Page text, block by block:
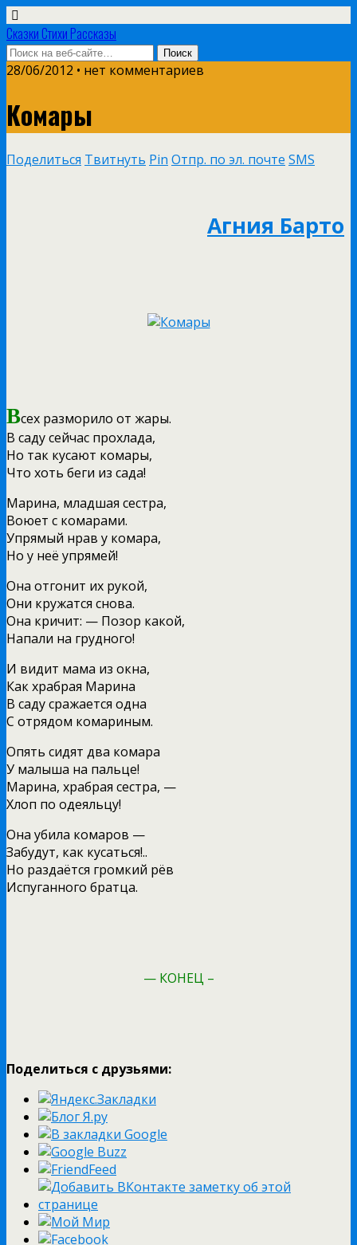
Сказки Стихи Рассказы
28/06/2012 • нет комментариев
Комары
Поделиться Твитнуть Pin Отпр. по эл. почте SMS
Агния Барто
Всех разморило от жары.
В саду сейчас прохлада,
Но так кусают комары,
Что хоть беги из сада!
Марина, младшая сестра,
Воюет с комарами.
Упрямый нрав у комара,
Но у неё упрямей!
Она отгонит их рукой,
Они кружатся снова.
Она кричит: — Позор какой,
Напали на грудного!
И видит мама из окна,
Как храбрая Марина
В саду сражается одна
С отрядом комариным.
Опять сидят два комара
У малыша на пальце!
Марина, храбрая сестра, —
Хлоп по одеяльцу!
Она убила комаров —
Забудут, как кусаться!..
Но раздаётся громкий рёв
Испуганного братца.
— КОНЕЦ –
Поделиться с друзьями: